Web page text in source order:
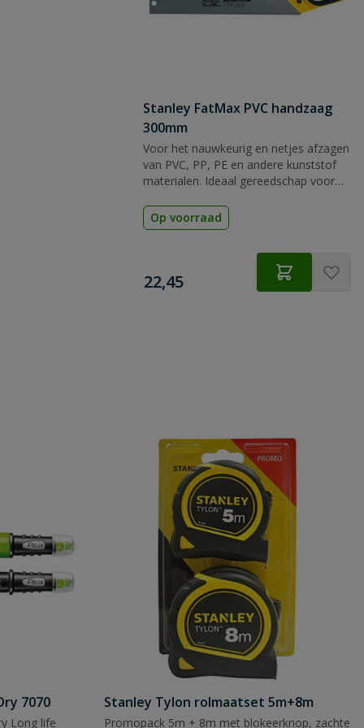
Stanley FatMax PVC handzaag
300mm
Voor het nauwkeurig en netjes afzagen
van PVC, PP, PE en andere kunststof
materialen. Ideaal gereedschap voor
Op voorraad
€
22,45
7070
Long life
Stanley Tylon rolmaatset 5m+8m
Promopack 5m + 8m met blokeerknop, zachte